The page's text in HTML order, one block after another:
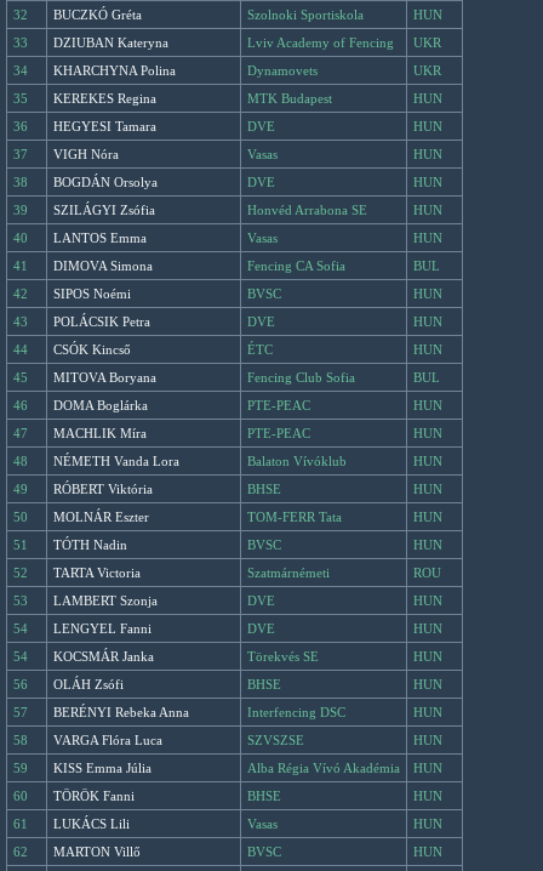
32
BUCZKÓ Gréta Szolnoki Sportiskola
HUN
33
DZIUBAN Kateryna Lviv Academy of Fencing
UKR
34
KHARCHYNA Polina Dynamovets
UKR
35
KEREKES Regina MTK Budapest
HUN
36
HEGYESI Tamara DVE
HUN
37
VIGH Nóra Vasas
HUN
38
BOGDÁN Orsolya DVE
HUN
39
SZILÁGYI Zsófia Honvéd Arrabona SE
HUN
40
LANTOS Emma Vasas
HUN
41
DIMOVA Simona Fencing CA Sofia
BUL
42
SIPOS Noémi BVSC
HUN
43
POLÁCSIK Petra DVE
HUN
44
CSÓK Kincső ÉTC
HUN
45
MITOVA Boryana Fencing Club Sofia
BUL
46
DOMA Boglárka PTE-PEAC
HUN
47
MACHLIK Míra PTE-PEAC
HUN
48
NÉMETH Vanda Lora Balaton Vívóklub
HUN
49
RÓBERT Viktória BHSE
HUN
50
MOLNÁR Eszter TOM-FERR Tata
HUN
51
TÓTH Nadin BVSC
HUN
52
TARTA Victoria Szatmárnémeti
ROU
53
LAMBERT Szonja DVE
HUN
54
LENGYEL Fanni DVE
HUN
54
KOCSMÁR Janka Törekvés SE
HUN
56
OLÁH Zsófi BHSE
HUN
57
BERÉNYI Rebeka Anna Interfencing DSC
HUN
58
VARGA Flóra Luca SZVSZSE
HUN
59
KISS Emma Júlia Alba Régia Vívó Akadémia
HUN
60
TÖRÖK Fanni BHSE
HUN
61
LUKÁCS Lili Vasas
HUN
62
MARTON Villő BVSC
HUN